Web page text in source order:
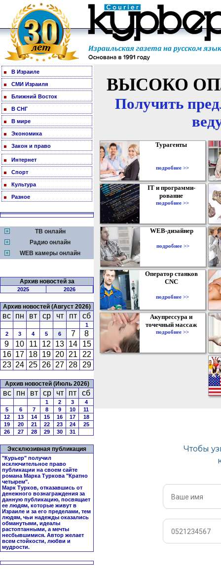
В Израиле
СМИ Израиля
Ближний Восток
В СНГ
В мире
Экономика
Закон и право
Интернет
Спорт
Культура
Разное
ТВ онлайн
Радио онлайн
WEB камеры онлайн
Архив новостей за
2025 2026
Архив новостей (Август 2026)
вс пн вт ср чт пт сб
1
2
3 4 5 6 7
8
9
10 11 12 13 14
15
16 17 18 19 20 21
22
23 24 25 26 27 28 29
Архив новостей (Июль 2026)
вс пн вт ср чт пт сб
1 2 3
4
5
6 7 8 9 10
11
12
13 14 15 16 17
18
19
20 21 22 23 24
25
26
27 28 29 30 31
Эксклюзивная публикация
"Курьер" получил
исключительное право
публикации на своем сайте
романа Марка Туркова "Кратно
четырем".
Марк Турков, отказавшись от
денежного вознаграждения за
данную публикацию, посвящает
ее людям, которые живут в
Израиле и за его пределами, тем
людям, чьи надежды оказались
обманутыми, идеалы
растоптанными, а мечты
несбывшимися. Автор желает
всем стойкости, любви и
мудрости.
ВЫСОКО
Получить
Турагенты
подробнее >>
IT и программи-
рование
подробнее >>
WEB-дизайнер
подробнее >>
Оператор станков
CNC
подробнее >>
Акупрессура и
точечный массаж
подробнее >>